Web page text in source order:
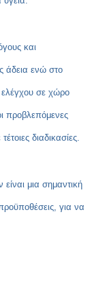
και
άδεια ενώ στο
ελέγχου σε χώρο
προβλεπόμενες
διαδικασίες.
μια σημαντική
για να